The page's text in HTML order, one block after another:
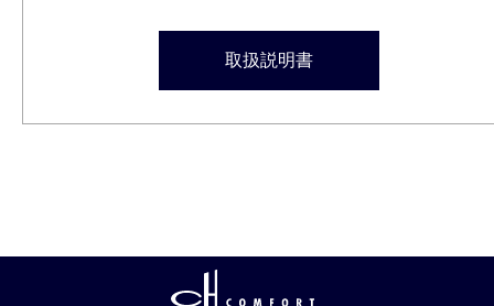
取扱説明書